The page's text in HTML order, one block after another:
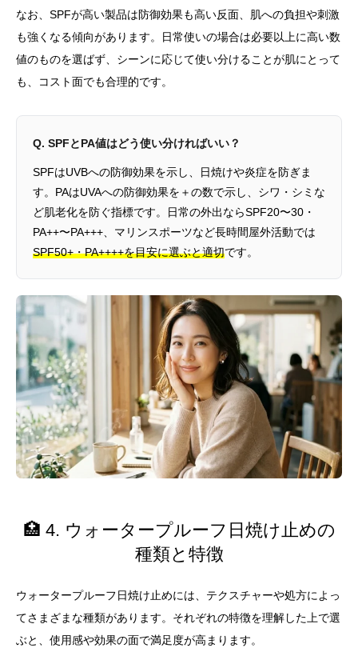
なお、SPFが高い製品は防御効果も高い反面、肌への負担や刺激
も強くなる傾向があります。日常使いの場合は必要以上に高い数
値のものを選ばず、シーンに応じて使い分けることが肌にとって
も、コスト面でも合理的です。
Q. SPFとPA値はどう使い分ければいい？
SPFはUVBへの防御効果を示し、日焼けや炎症を防ぎま
す。PAはUVAへの防御効果を＋の数で示し、シワ・シミな
ど肌老化を防ぐ指標です。日常の外出ならSPF20〜30・
PA++〜PA+++、マリンスポーツなど長時間屋外活動では
SPF50+・PA++++を目安に選ぶと適切です。
🏥 4. ウォータープルーフ日焼け止めの
種類と特徴
ウォータープルーフ日焼け止めには、テクスチャーや処方によっ
てさまざまな種類があります。それぞれの特徴を理解した上で選
ぶと、使用感や効果の面で満足度が高まります。